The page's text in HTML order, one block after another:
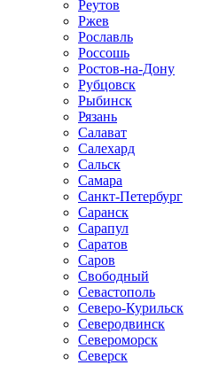
Реутов
Ржев
Рославль
Россошь
Ростов-на-Дону
Рубцовск
Рыбинск
Рязань
Салават
Салехард
Сальск
Самара
Санкт-Петербург
Саранск
Сарапул
Саратов
Саров
Свободный
Севастополь
Северо-Курильск
Северодвинск
Североморск
Северск